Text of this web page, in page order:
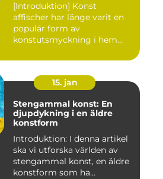
[Introduktion] Konst
affischer har länge varit en
populär form av
konstutsmyckning i hem
15. jan
Stengammal konst: En
djupdykning i en äldre
konstform
Introduktion: I denna artikel
ska vi utforska världen av
stengammal konst, en äldre
konstform som ha...